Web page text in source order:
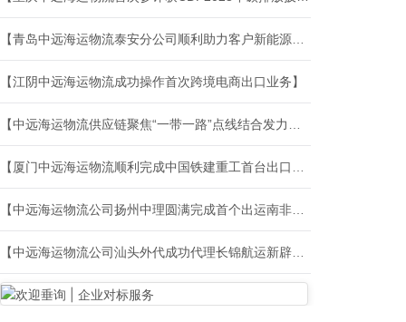
【青岛中远海运物流泰安分公司顺利助力客户新能源汽车出口至波斯湾】
【江阴中远海运物流成功操作首次跨境电商出口业务】
【中远海运物流供应链聚焦“一带一路”点线结合发力响应客户需求】
【厦门中远海运物流顺利完成中国铁建重工首台出口发运意大利盾构机任务】
【中远海运物流公司扬州中理圆满完成首个出运南非风电整套项目理货监装业务】
【中远海运物流公司汕头外代成功代理长锦航运新辟东南亚线首航任务】